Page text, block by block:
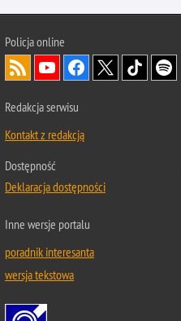
Policja online
Redakcja serwisu
Kontakt z redakcją
Dostępność
Deklaracja dostępności
Inne wersje portalu
poradnik interesanta
wersja tekstowa